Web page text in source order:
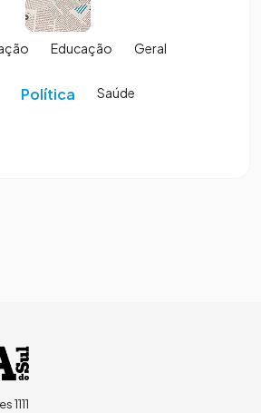
Educação Geral
Política Saúde
1111